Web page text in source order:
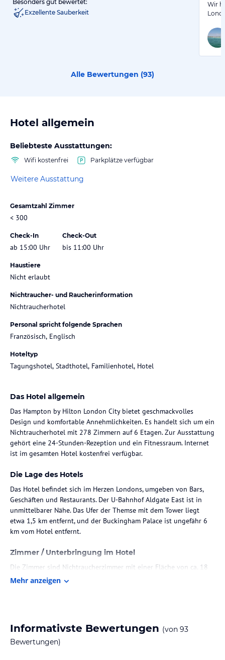
Besonders gut bewertet:
Exzellente Sauberkeit
Wir
Alle Bewertungen (93)
Hotel allgemein
Beliebteste Ausstattungen:
Wifi kostenfrei Parkplätze verfügbar
Weitere Ausstattung
Gesamtzahl Zimmer
< 300
Check-In
ab 15:00 Uhr
Check-Out
bis 11:00 Uhr
Haustiere
Nicht erlaubt
Nichtraucher- und Raucherinformation
Nichtraucherhotel
Personal spricht folgende Sprachen
Französisch, Englisch
Hoteltyp
Tagungshotel, Stadthotel, Familienhotel, Hotel
Das Hotel allgemein
Das Hampton by Hilton London City bietet geschmackvolles
Design und komfortable Annehmlichkeiten. Es handelt sich um ein
Nichtraucherhotel mit 278 Zimmern auf 6 Etagen. Zur Ausstattung
gehört eine 24-Stunden-Rezeption und ein Fitnessraum. Internet
ist im gesamten Hotel kostenfrei verfügbar.
Die Lage des Hotels
Das Hotel befindet sich im Herzen Londons, umgeben von Bars,
Geschäften und Restaurants. Der U-Bahnhof Aldgate East ist in
unmittelbarer Nähe. Das Ufer der Themse mit dem Tower liegt
etwa 1,5 km entfernt, und der Buckingham Palace ist ungefähr 6
km vom Hotel entfernt.
Zimmer / Unterbringung im Hotel
Die Zimmer sind Nichtraucherzimmer mit einer Fläche von ca. 18
m². Sie sind ausgestattet mit einem Queen Size Bett, Klimaanlage,
Gastronomie im Hotel
Im Hotel wird ein Frühstücksbuffet angeboten, das täglich von
Mehr anzeigen
Informativste Bewertungen (von 93
Bewertungen)